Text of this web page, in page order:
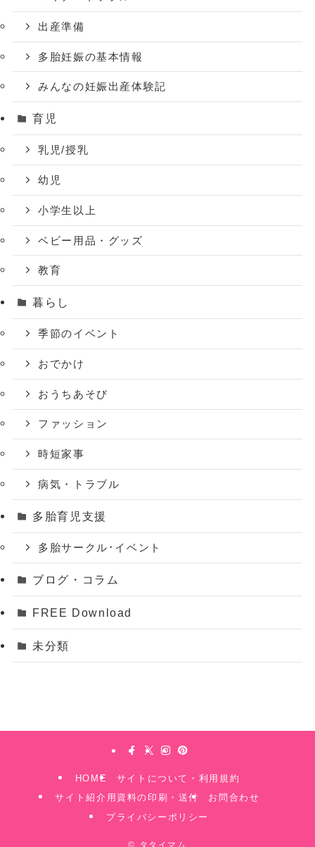
出産準備
多胎妊娠の基本情報
みんなの妊娠出産体験記
育児
乳児/授乳
幼児
小学生以上
ベビー用品・グッズ
教育
暮らし
季節のイベント
おでかけ
おうちあそび
ファッション
時短家事
病気・トラブル
多胎育児支援
多胎サークル･イベント
ブログ・コラム
FREE Download
未分類
HOME
サイトについて・利用規約
サイト紹介用資料の印刷・送付
お問合わせ
プライバシーポリシー
© タタイマム